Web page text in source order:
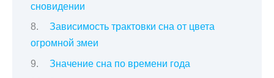
сновидении
Зависимость трактовки сна от цвета
огромной змеи
Значение сна по времени года